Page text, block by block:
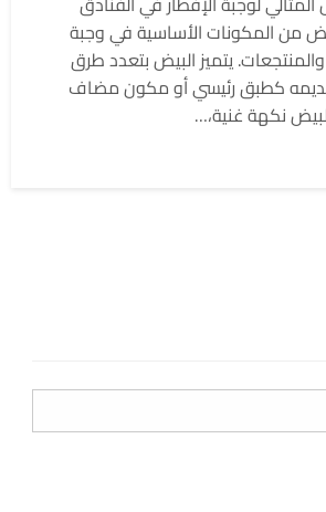
من المكونات الأساسية في وجبة
يتميز البيض بتعدد طرق
كطبق رئيسي أو مكون مضاف
نكهة غنية،…